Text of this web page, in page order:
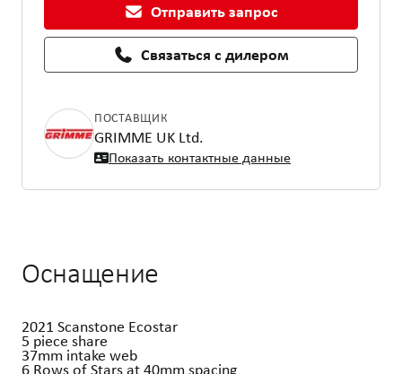
Отправить запрос
Связаться с дилером
ПОСТАВЩИК
GRIMME UK Ltd.
Показать контактные данные
Оснащение
2021 Scanstone Ecostar
5 piece share
37mm intake web
6 Rows of Stars at 40mm spacing